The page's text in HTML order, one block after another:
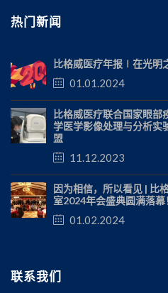
热门新闻
比格威医疗年报∣在光明
01.01.2024
比格威医疗联合国家眼部
学医学影像处理与分析实
盟
11.12.2023
因为相信，所以看见 | 比
室2024年会盛典圆满落幕
01.02.2024
联系我们